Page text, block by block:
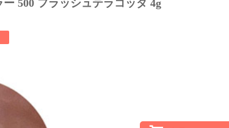
500 フラッシュテラコッタ 4g